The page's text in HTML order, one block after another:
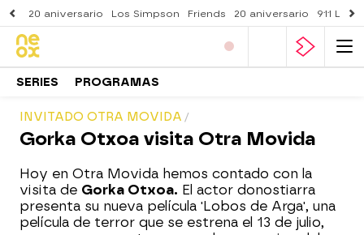
20 aniversario Los Simpson Friends 20 aniversario 911
SERIES PROGRAMAS
INVITADO OTRA MOVIDA
Gorka Otxoa visita Otra Movida
Hoy en Otra Movida hemos contado con la
visita de Gorka Otxoa. El actor donostiarra
presenta su nueva película 'Lobos de Arga', una
película de terror que se estrena el 13 de julio,